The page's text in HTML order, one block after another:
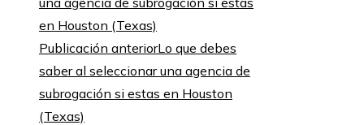
Publicación anteriorLo que debes
saber al seleccionar una agencia de
subrogación si estas en Houston
(Texas)